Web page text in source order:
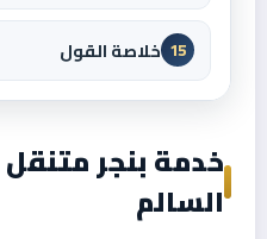
15 خلاصة القول
خدمة بنجر
السالم